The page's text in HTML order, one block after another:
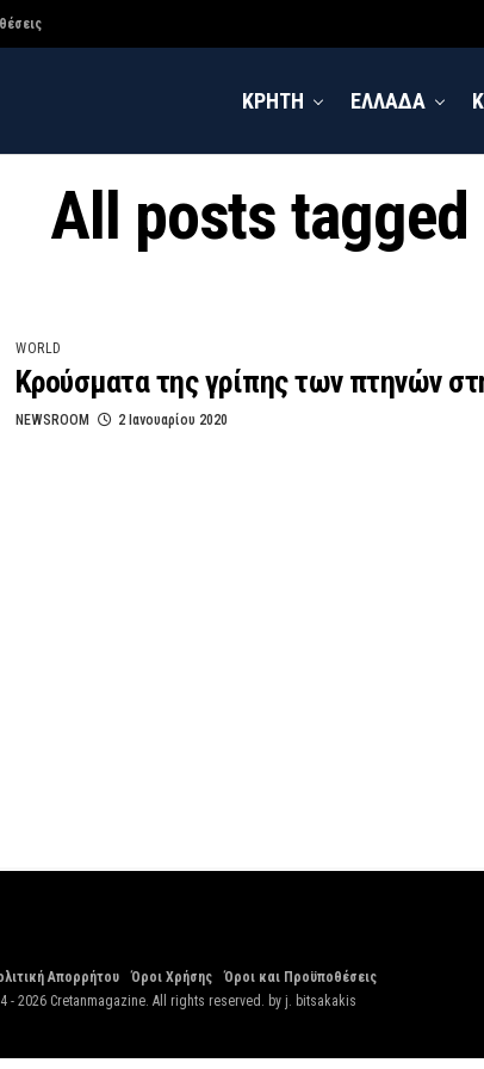
ΚΡΗΤΗ ΕΛΛΑΔΑ
All posts
WORLD
Κρούσματα της γρίπης των πτηνών
NEWSROOM 2 Ιανουαρίου 2020
Απορρήτου Όροι Χρήσης
Όροι και Προϋποθέσεις
- 2026 Cretanmagazine. All rights reserved. by j. bitsakakis